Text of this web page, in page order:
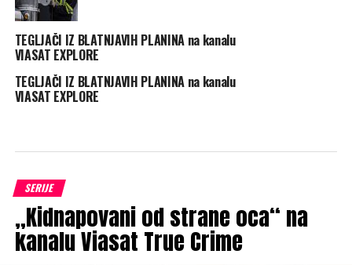
TEGLJAČI IZ BLATNJAVIH PLANINA na kanalu
VIASAT EXPLORE
TEGLJAČI IZ BLATNJAVIH PLANINA na kanalu
VIASAT EXPLORE
SERIJE
„Kidnapovani od strane oca“ na
kanalu Viasat True Crime